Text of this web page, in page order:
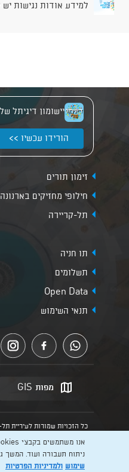
למידע אודות נגישות
יישומון דיגיתל
הורידו עכשיו >>
זימון תורים
חילופי מחזיקים בארנונה
תל-קריירה
תו חניה
תשלומים
Open Data
תנאי השימוש
מפות GIS
הנוסח המחייב הוא זה הקבוע
Digital studio
ניתוח תעבורה ועוד.
שימוש ולמדיניות הפרטיות